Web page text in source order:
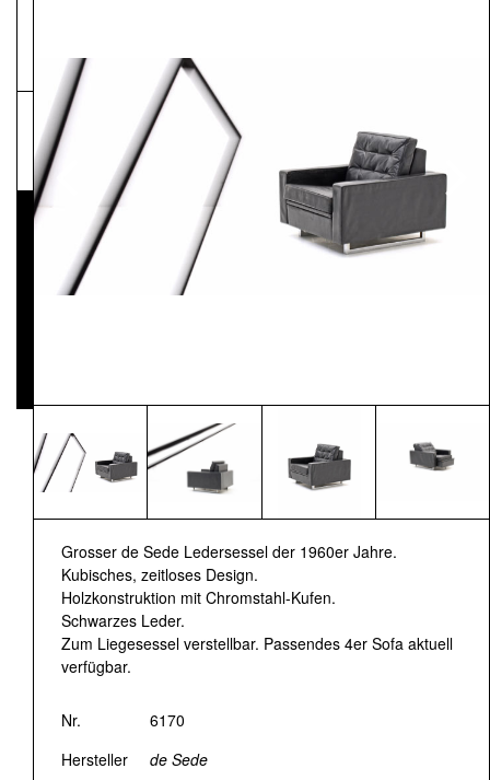
Grosser de Sede Ledersessel der 1960er Jahre.
Kubisches, zeitloses Design.
Holzkonstruktion mit Chromstahl-Kufen.
Schwarzes Leder.
Zum Liegesessel verstellbar. Passendes 4er Sofa aktuell
verfügbar.
Nr.
6170
Hersteller
de Sede
Pressematerial